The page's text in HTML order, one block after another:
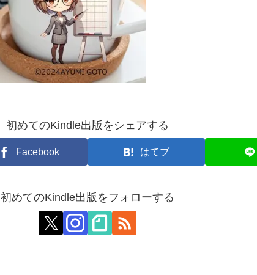
初めてのKindle出版をシェアする
Facebook はてブ
初めてのKindle出版をフォローする